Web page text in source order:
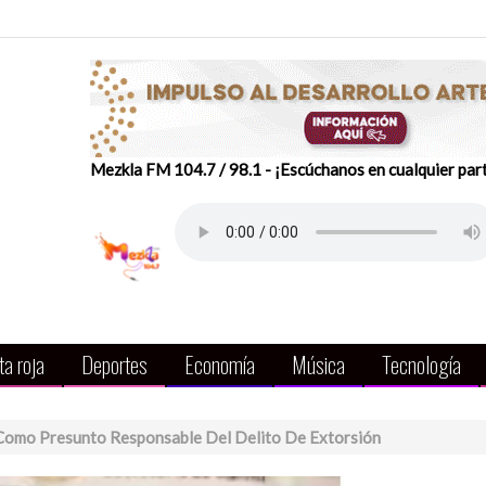
Mezkla FM 104.7 / 98.1 - ¡Escúchanos en cualquier
roja Deportes Economía Música Tecnología
Presunto Responsable Del Delito De Extorsión